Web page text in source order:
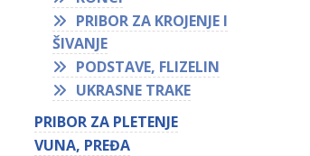
PRIBOR ZA KROJENJE I
ŠIVANJE
PODSTAVE, FLIZELIN
UKRASNE TRAKE
PRIBOR ZA PLETENJE
VUNA, PREĐA